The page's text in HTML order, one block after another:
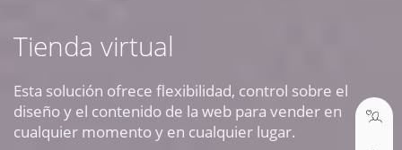
Tienda virtual
Esta solución ofrece flexibilidad, control sobre el
diseño y el contenido de la web para vender en
cualquier momento y en cualquier lugar.
09:30 AM A 18:30 PM
soporte@webseo.cl